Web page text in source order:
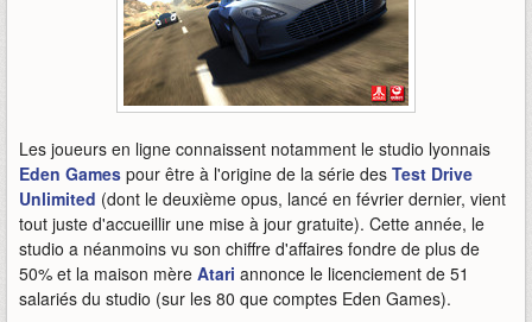
Les joueurs en ligne connaissent notamment le studio lyonnais
Eden Games pour être à l'origine de la série des Test Drive
Unlimited (dont le deuxième opus, lancé en février dernier, vient
tout juste d'accueillir une mise à jour gratuite). Cette année, le
studio a néanmoins vu son chiffre d'affaires fondre de plus de
50% et la maison mère Atari annonce le licenciement de 51
salariés du studio (sur les 80 que comptes Eden Games).